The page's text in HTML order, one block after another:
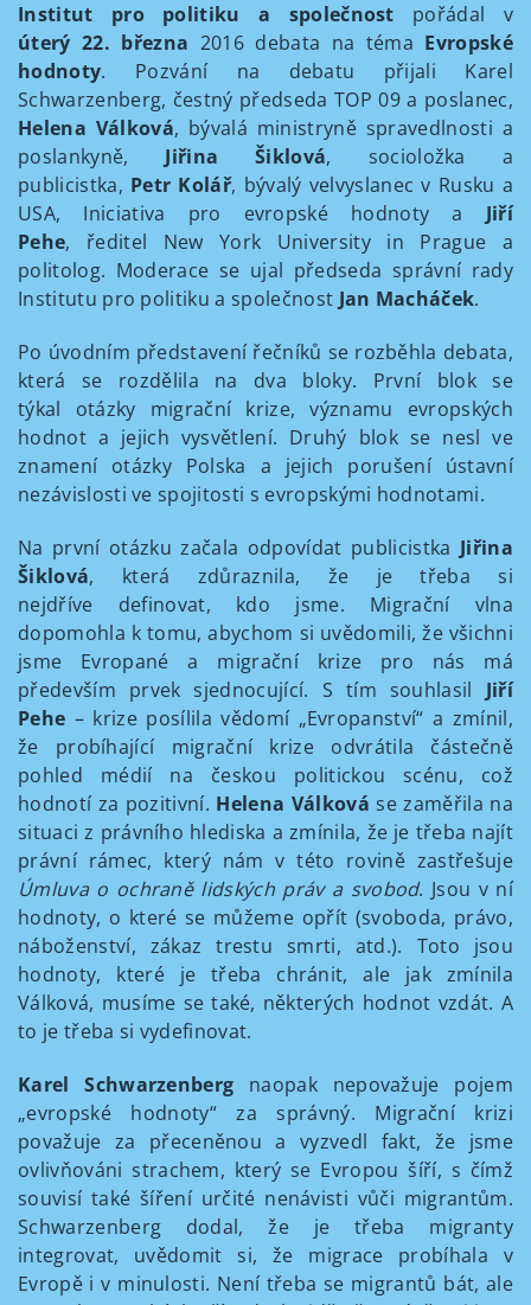
Institut pro politiku a společnost pořádal v
úterý 22. března 2016 debata na téma Evropské
hodnoty. Pozvání na debatu přijali Karel
Schwarzenberg, čestný předseda TOP 09 a poslanec,
Helena Válková, bývalá ministryně spravedlnosti a
poslankyně, Jiřina Šiklová, socioložka a
publicistka, Petr Kolář, bývalý velvyslanec v Rusku a
USA, Iniciativa pro evropské hodnoty a Jiří
Pehe, ředitel New York University in Prague a
politolog. Moderace se ujal předseda správní rady
Institutu pro politiku a společnost Jan Macháček.
Po úvodním představení řečníků se rozběhla debata,
která se rozdělila na dva bloky. První blok se
týkal otázky migrační krize, významu evropských
hodnot a jejich vysvětlení. Druhý blok se nesl ve
znamení otázky Polska a jejich porušení ústavní
nezávislosti ve spojitosti s evropskými hodnotami.
Na první otázku začala odpovídat publicistka Jiřina
Šiklová, která zdůraznila, že je třeba si
nejdříve definovat, kdo jsme. Migrační vlna
dopomohla k tomu, abychom si uvědomili, že všichni
jsme Evropané a migrační krize pro nás má
především prvek sjednocující. S tím souhlasil Jiří
Pehe – krize posílila vědomí „Evropanství“ a zmínil,
že probíhající migrační krize odvrátila částečně
pohled médií na českou politickou scénu, což
hodnotí za pozitivní. Helena Válková se zaměřila na
situaci z právního hlediska a zmínila, že je třeba najít
právní rámec, který nám v této rovině zastřešuje
Úmluva o ochraně lidských práv a svobod. Jsou v ní
hodnoty, o které se můžeme opřít (svoboda, právo,
náboženství, zákaz trestu smrti, atd.). Toto jsou
hodnoty, které je třeba chránit, ale jak zmínila
Válková, musíme se také, některých hodnot vzdát. A
to je třeba si vydefinovat.
Karel Schwarzenberg naopak nepovažuje pojem
„evropské hodnoty“ za správný. Migrační krizi
považuje za přeceněnou a vyzvedl fakt, že jsme
ovlivňováni strachem, který se Evropou šíří, s čímž
souvisí také šíření určité nenávisti vůči migrantům.
Schwarzenberg dodal, že je třeba migranty
integrovat, uvědomit si, že migrace probíhala v
Evropě i v minulosti. Není třeba se migrantů bát, ale